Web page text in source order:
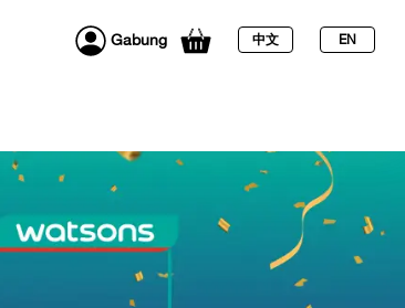
Gabung 中文 EN